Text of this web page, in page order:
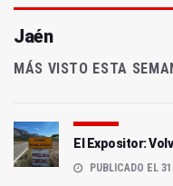
Jaén
MÁS VISTO ESTA
El Expositor:
PUBLICADO EL